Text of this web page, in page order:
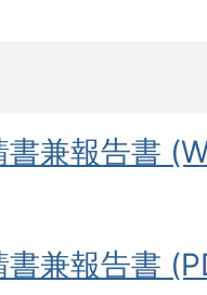
書兼報告書
兼報告書